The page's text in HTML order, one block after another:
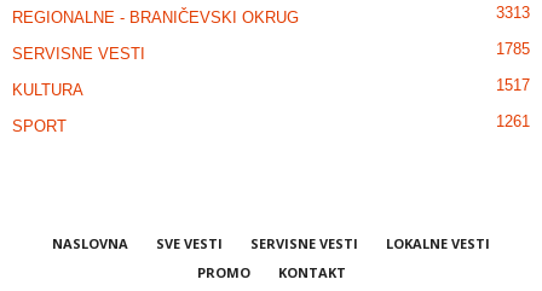
REGIONALNE - BRANIČEVSKI OKRUG 3313
SERVISNE VESTI 1785
KULTURA 1517
SPORT 1261
NASLOVNA SVE VESTI SERVISNE VESTI
LOKALNE VESTI
PROMO
KONTAKT